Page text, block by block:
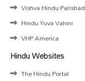
Vishva Hindu Parishad
Hindu Yuva Vahini
VHP America
Hindu Websites
The Hindu Portal